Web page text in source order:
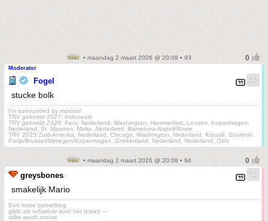
• maandag 2 maart 2026 @ 20:08 • 93
Moderator
Fogel
stucke bolk
I'm surrounded by morons!
TRV geboekt 2027: Indonesië
TRV geboekt 2026: Peru, Nederland, Washington, Hammerfest, Leuven, Kopenhagen,
Nederland, St. Maarten, Malta, Nederland, Barcelona-Napoli/Rome
TRV 2025:Zuid-Amerika, Nederland, Chicago, Washington, Nederland, Kroatië, Slovenië,
Parijs/Brussel/Nijmegen/Kopenhagen, Griekenland, Nederland, Nederland, Oslo
• maandag 2 maart 2026 @ 20:08 • 94
greysbones
smakelijk Mario
Een losse opmerking
glijdt als schaduw door het draad —
stilte wordt onrust